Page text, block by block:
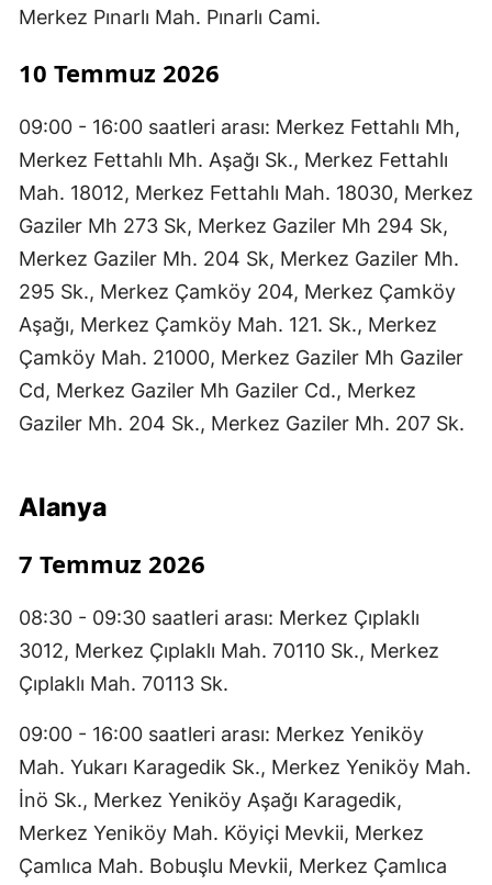
Merkez Pınarlı Mah. Pınarlı Cami.
10 Temmuz 2026
09:00 - 16:00 saatleri arası: Merkez Fettahlı Mh,
Merkez Fettahlı Mh. Aşağı Sk., Merkez Fettahlı
Mah. 18012, Merkez Fettahlı Mah. 18030, Merkez
Gaziler Mh 273 Sk, Merkez Gaziler Mh 294 Sk,
Merkez Gaziler Mh. 204 Sk, Merkez Gaziler Mh.
295 Sk., Merkez Çamköy 204, Merkez Çamköy
Aşağı, Merkez Çamköy Mah. 121. Sk., Merkez
Çamköy Mah. 21000, Merkez Gaziler Mh Gaziler
Cd, Merkez Gaziler Mh Gaziler Cd., Merkez
Gaziler Mh. 204 Sk., Merkez Gaziler Mh. 207 Sk.
Alanya
7 Temmuz 2026
08:30 - 09:30 saatleri arası: Merkez Çıplaklı
3012, Merkez Çıplaklı Mah. 70110 Sk., Merkez
Çıplaklı Mah. 70113 Sk.
09:00 - 16:00 saatleri arası: Merkez Yeniköy
Mah. Yukarı Karagedik Sk., Merkez Yeniköy Mah.
İnö Sk., Merkez Yeniköy Aşağı Karagedik,
Merkez Yeniköy Mah. Köyiçi Mevkii, Merkez
Çamlıca Mah. Bobuşlu Mevkii, Merkez Çamlıca